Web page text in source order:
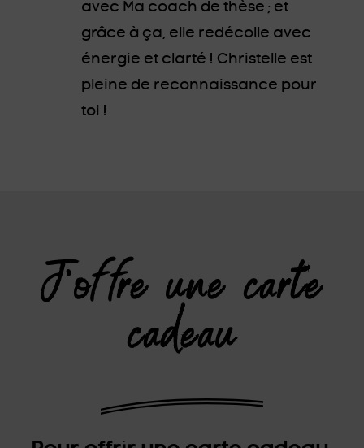
avec Ma coach de thèse ; et
grâce à ça, elle redécolle avec
énergie et clarté ! Christelle est
pleine de reconnaissance pour
toi !
J'offre une carte
cadeau